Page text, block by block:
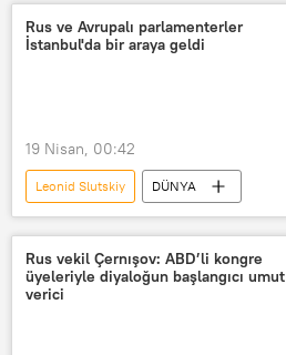
Rus ve Avrupalı parlamenterler
İstanbul'da bir araya geldi
19 Nisan, 00:42
Leonid Slutskiy
DÜNYA
Rusya Devlet Duması
Avrupa Parlamentosu (AP)
Parlamentolar Arası Birlik (PAB)
Rus vekil Çernışov: ABD’li kongre
üyeleriyle diyaloğun başlangıcı umut
verici